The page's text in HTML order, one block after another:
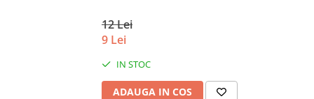
12 Lei
9 Lei
IN STOC
ADAUGA IN COS